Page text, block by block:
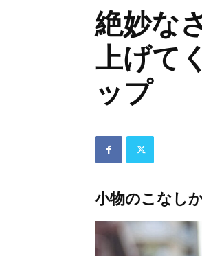
絶妙な
上げて
ップ
小物のこなし